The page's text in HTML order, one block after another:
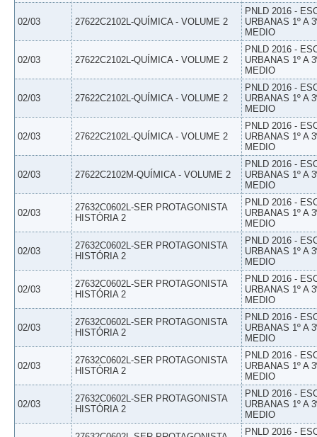
02/03 27622C2102L-QUÍMICA - VOLUME 2
PNLD 2016 -
URBANAS 1º A
MEDIO
02/03 27622C2102L-QUÍMICA - VOLUME 2
PNLD 2016 -
URBANAS 1º A
MEDIO
02/03 27622C2102L-QUÍMICA - VOLUME 2
PNLD 2016 -
URBANAS 1º A
MEDIO
02/03 27622C2102L-QUÍMICA - VOLUME 2
PNLD 2016 -
URBANAS 1º A
MEDIO
02/03 27622C2102M-QUÍMICA - VOLUME 2
PNLD 2016 -
URBANAS 1º A
MEDIO
02/03
27632C0602L-SER PROTAGONISTA
HISTÓRIA 2
PNLD 2016 -
URBANAS 1º A
MEDIO
02/03
27632C0602L-SER PROTAGONISTA
HISTÓRIA 2
PNLD 2016 -
URBANAS 1º A
MEDIO
02/03
27632C0602L-SER PROTAGONISTA
HISTÓRIA 2
PNLD 2016 -
URBANAS 1º A
MEDIO
02/03
27632C0602L-SER PROTAGONISTA
HISTÓRIA 2
PNLD 2016 -
URBANAS 1º A
MEDIO
02/03
27632C0602L-SER PROTAGONISTA
HISTÓRIA 2
PNLD 2016 -
URBANAS 1º A
MEDIO
02/03
27632C0602L-SER PROTAGONISTA
HISTÓRIA 2
PNLD 2016 -
URBANAS 1º A
MEDIO
PNLD 2016 -